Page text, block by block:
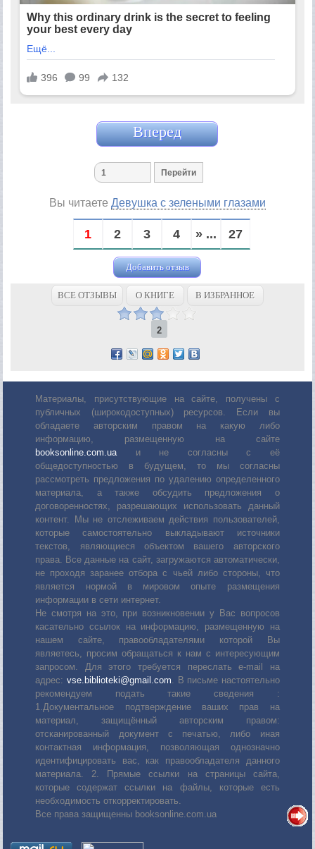
Вперед
Вы читаете Девушка с зелеными глазами
1 2 3 4 » ... 27
Добавить отзыв
ВСЕ ОТЗЫВЫ О КНИГЕ В ИЗБРАННОЕ
2
Материалы, присутствующие на сайте, получены с
публичных (широкодоступных) ресурсов. Если вы
обладаете авторским правом на какую либо
информацию, размещенную на сайте
booksonline.com.uaи не согласны с её
общедоступностью в будущем, то мы согласны
рассмотреть предложения по удалению определенного
материала, а также обсудить предложения о
договоренностях, разрешающих использовать данный
контент. Мы не отслеживаем действия пользователей,
которые самостоятельно выкладывают источники
текстов, являющиеся объектом вашего авторского
права. Все данные на сайт, загружаются автоматически,
не проходя заранее отбора с чьей либо стороны, что
является нормой в мировом опыте размещения
информации в сети интернет.
Не смотря на это, при возникновении у Вас вопросов
касательно ссылок на информацию, размещенную на
нашем сайте, правообладателями которой Вы
являетесь, просим обращаться к нам с интересующим
запросом. Для этого требуется переслать е-mail на
адрес: vse.biblioteki@gmail.com. В письме настоятельно
рекомендуем подать такие сведения :
1.Документальное подтверждение ваших прав на
материал, защищённый авторским правом:
отсканированный документ с печатью, либо иная
контактная информация, позволяющая однозначно
идентифицировать вас, как правообладателя данного
материала. 2. Прямые ссылки на страницы сайта,
которые содержат ссылки на файлы, которые есть
необходимость откорректировать.
Все права защищенны booksonline.com.ua